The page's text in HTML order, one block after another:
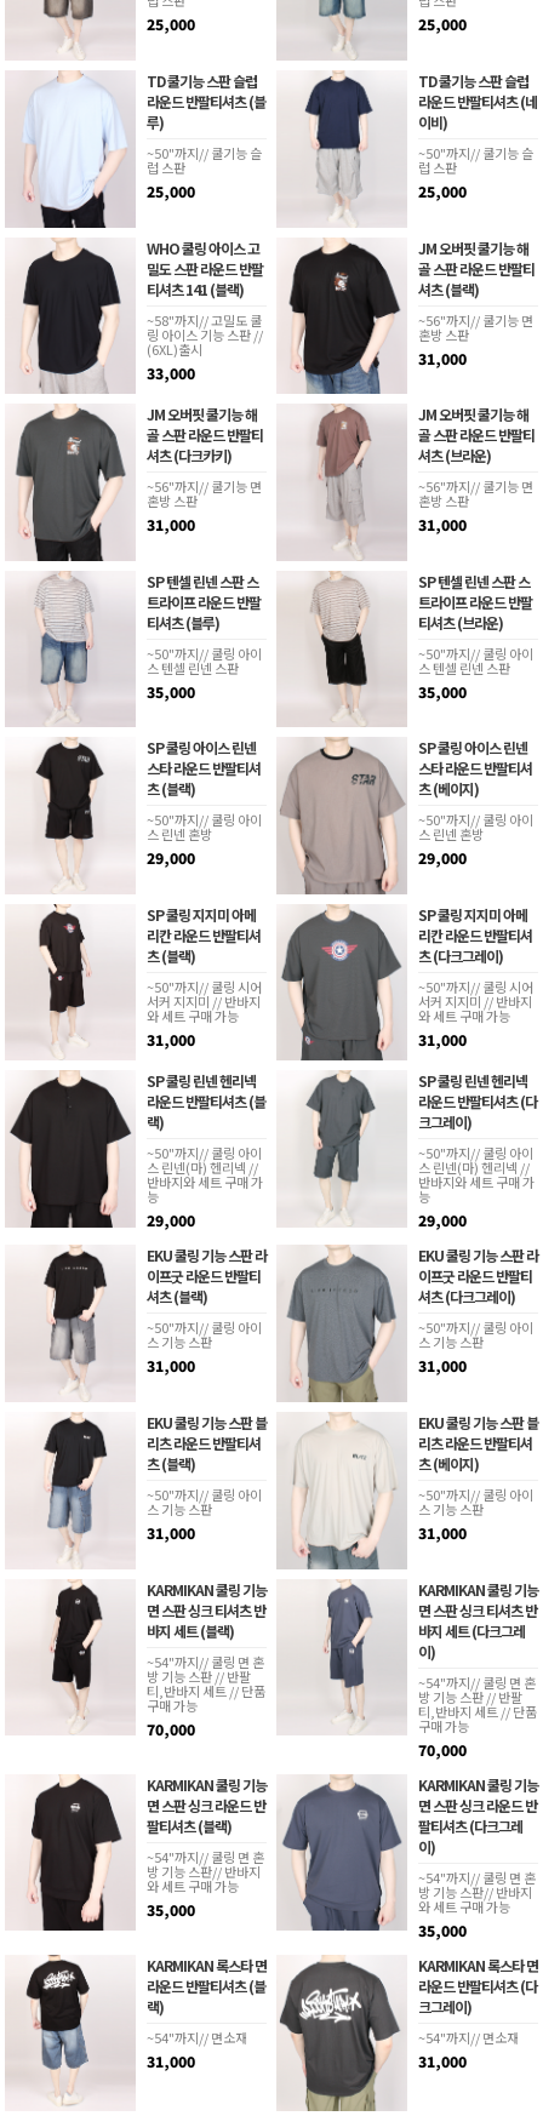
25,000 25,000
TD 쿨기능 스판 슬럽
라운드 반팔티셔츠 (블
루)
~50"까지// 쿨기능 슬
럽 스판
25,000
TD 쿨기능 스판 슬럽
라운드 반팔티셔츠 (네
이비)
~50"까지// 쿨기능 슬
럽 스판
25,000
WHO 쿨링 아이스 고
밀도 스판 라운드 반팔
티셔츠 141 (블랙)
~58"까지// 고밀도 쿨
링 아이스 기능 스판 //
(6XL)출시
33,000
JM 오버핏 쿨기능 해
골 스판 라운드 반팔티
셔츠 (블랙)
~56"까지// 쿨기능 면
혼방 스판
31,000
JM 오버핏 쿨기능 해
골 스판 라운드 반팔티
셔츠 (다크카키)
~56"까지// 쿨기능 면
혼방 스판
31,000
JM 오버핏 쿨기능 해
골 스판 라운드 반팔티
셔츠 (브라운)
~56"까지// 쿨기능 면
혼방 스판
31,000
SP 텐셀 린넨 스판 스
트라이프 라운드 반팔
티셔츠 (블루)
~50"까지// 쿨링 아이
스 텐셀 린넨 스판
35,000
SP 텐셀 린넨 스판 스
트라이프 라운드 반팔
티셔츠 (브라운)
~50"까지// 쿨링 아이
스 텐셀 린넨 스판
35,000
SP 쿨링 아이스 린넨
스타 라운드 반팔티셔
츠 (블랙)
~50"까지// 쿨링 아이
스 린넨 혼방
29,000
SP 쿨링 아이스 린넨
스타 라운드 반팔티셔
츠 (베이지)
~50"까지// 쿨링 아이
스 린넨 혼방
29,000
SP 쿨링 지지미 아메
리칸 라운드 반팔티셔
츠 (블랙)
~50"까지// 쿨링 시어
서커 지지미 // 반바지
와 세트 구매 가능
31,000
SP 쿨링 지지미 아메
리칸 라운드 반팔티셔
츠 (다크그레이)
~50"까지// 쿨링 시어
서커 지지미 // 반바지
와 세트 구매 가능
31,000
SP 쿨링 린넨 헨리넥
라운드 반팔티셔츠 (블
랙)
~50"까지// 쿨링 아이
스 린넨(마) 헨리넥 //
반바지와 세트 구매 가
능
29,000
SP 쿨링 린넨 헨리넥
라운드 반팔티셔츠 (다
크그레이)
~50"까지// 쿨링 아이
스 린넨(마) 헨리넥 //
반바지와 세트 구매 가
능
29,000
EKU 쿨링 기능 스판 라
이프굿 라운드 반팔티
셔츠 (블랙)
~50"까지// 쿨링 아이
스 기능 스판
31,000
EKU 쿨링 기능 스판 라
이프굿 라운드 반팔티
셔츠 (다크그레이)
~50"까지// 쿨링 아이
스 기능 스판
31,000
EKU 쿨링 기능 스판 블
리츠 라운드 반팔티셔
츠 (블랙)
~50"까지// 쿨링 아이
스 기능 스판
31,000
EKU 쿨링 기능 스판 블
리츠 라운드 반팔티셔
츠 (베이지)
~50"까지// 쿨링 아이
스 기능 스판
31,000
KARMIKAN 쿨링 기능
면 스판 싱크 티셔츠 반
바지 세트 (블랙)
~54"까지// 쿨링 면 혼
방 기능 스판 // 반팔
티,반바지 세트 // 단품
구매 가능
70,000
KARMIKAN 쿨링 기능
면 스판 싱크 티셔츠 반
바지 세트 (다크그레
이)
~54"까지// 쿨링 면 혼
방 기능 스판 // 반팔
티,반바지 세트 // 단품
구매 가능
70,000
KARMIKAN 쿨링 기능
면 스판 싱크 라운드 반
팔티셔츠 (블랙)
~54"까지// 쿨링 면 혼
방 기능 스판// 반바지
와 세트 구매 가능
35,000
KARMIKAN 쿨링 기능
면 스판 싱크 라운드 반
팔티셔츠 (다크그레
이)
~54"까지// 쿨링 면 혼
방 기능 스판// 반바지
와 세트 구매 가능
35,000
KARMIKAN 록스타 면
라운드 반팔티셔츠 (블
랙)
~54"까지// 면소재
31,000
KARMIKAN 록스타 면
라운드 반팔티셔츠 (다
크그레이)
~54"까지// 면소재
31,000